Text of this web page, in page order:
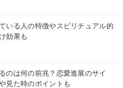
いる人の特徴やスピリチュアル的
効果も
のは何の前兆？恋愛進展のサイ
見た時のポイントも